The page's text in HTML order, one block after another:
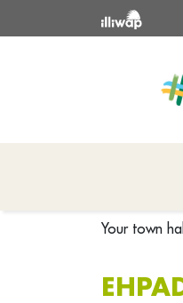
Your town hall